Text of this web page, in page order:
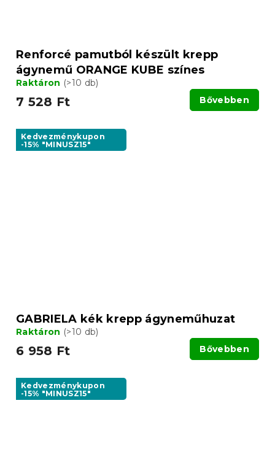
Renforcé pamutból készült krepp
ágynemű ORANGE KUBE színes
Raktáron (>10 db)
7 528 Ft Bővebben
Kedvezménykupon
-15% "MINUSZ15"
GABRIELA kék krepp ágyneműhuzat
Raktáron (>10 db)
6 958 Ft Bővebben
Kedvezménykupon
-15% "MINUSZ15"